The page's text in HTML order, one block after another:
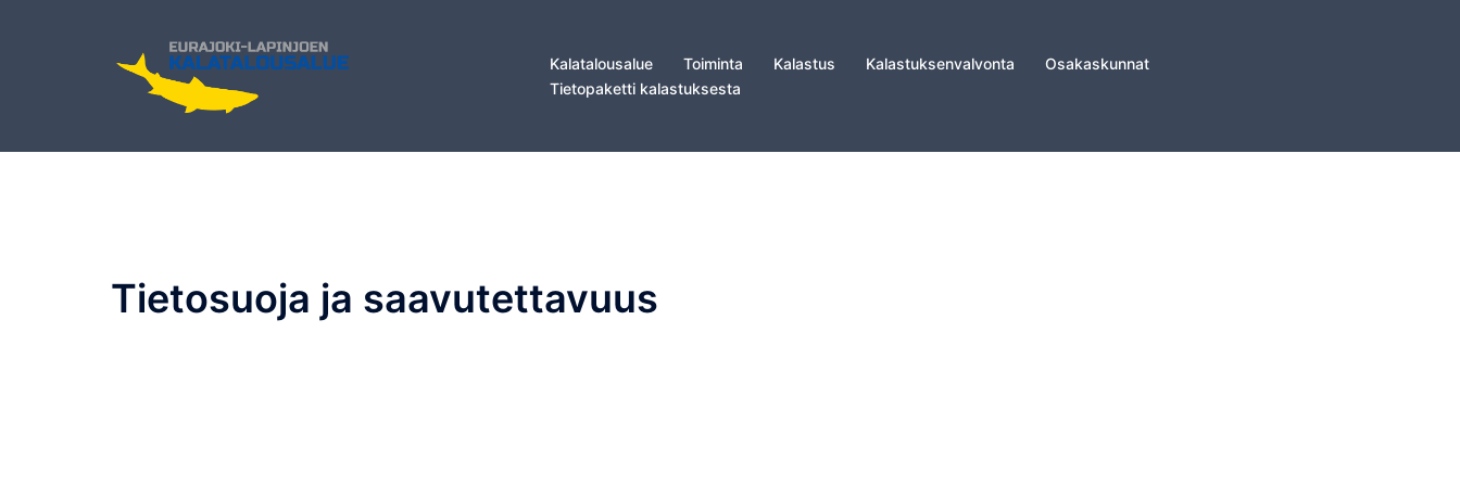
Kalatalousalue Toiminta Kalastus Kalastuksenvalvonta
Osakaskunnat
Tietopaketti kalastuksesta
Tietosuoja ja saavutettavuus